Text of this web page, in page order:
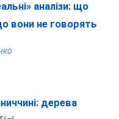
аналізи: що
вони не говорять
дерева